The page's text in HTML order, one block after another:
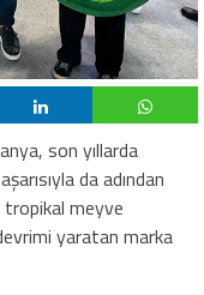
son yıllarda
da adından
tropikal meyve
yaratan marka